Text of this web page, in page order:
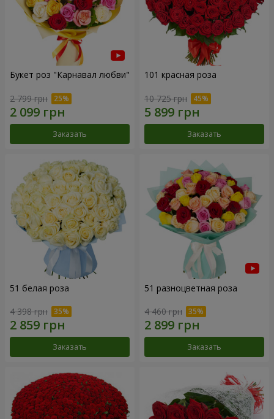
Букет роз "Карнавал любви"
2 799 грн
Заказать
101 красная роза
10 725 грн
Заказать
51 белая роза
4 398 грн
Заказать
51 разноцветная роза
4 460 грн
Заказать